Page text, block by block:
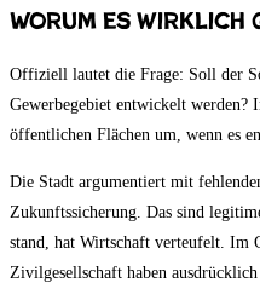
Worum es wirklich
Offiziell lautet die Frage: Soll der
Gewerbegebiet entwickelt
öffentlichen Flächen um, wenn es
Die Stadt argumentiert mit
Zukunftssicherung. Das sind
stand, hat Wirtschaft verteufelt. Im
Zivilgesellschaft haben